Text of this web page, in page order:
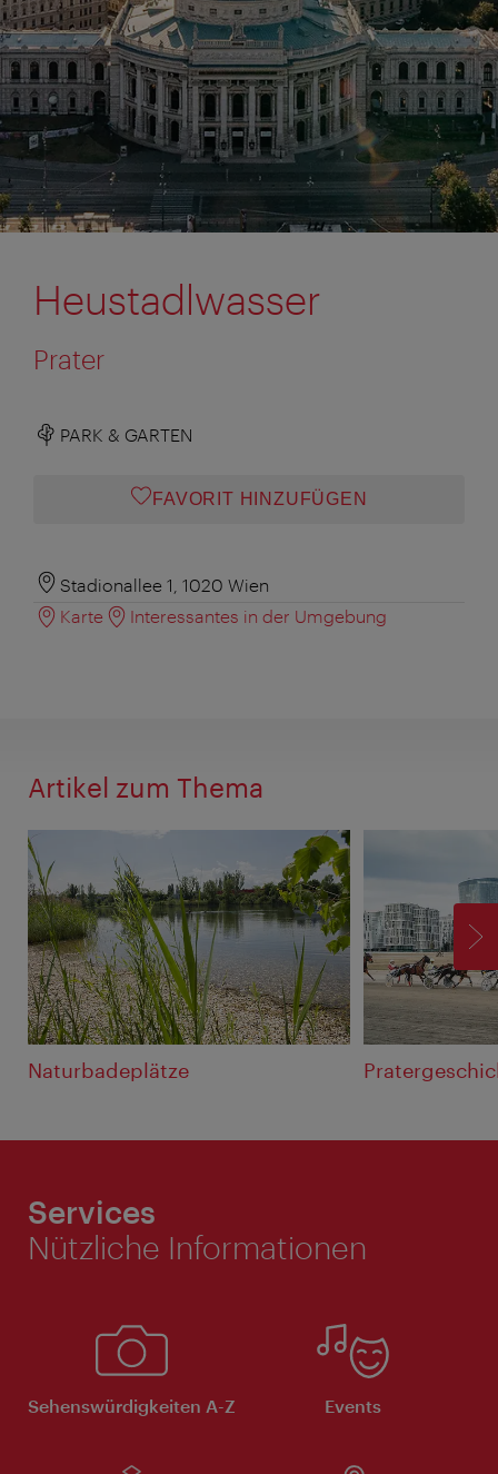
Heustadlwasser
Prater
PARK & GARTEN
FAVORIT HINZUFÜGEN
Stadionallee 1, 1020 Wien
Karte
Interessantes in der Umgebung
Artikel zum Thema
Naturbadeplätze
Services
Nützliche Informationen
Sehenswürdigkeiten A-Z Events